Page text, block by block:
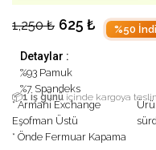
1,250₺ 625 ₺ %50
Detaylar :
%93 Pamuk
%7 Spandeks
📦1 iş günü içinde kargoya
* Armani Exchange
Eşofman Üstü
* Önde Fermuar Kapama